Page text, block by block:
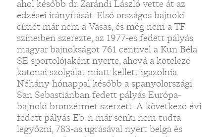
ahol később dr. Zarándi László vette át az
edzései irányítását. Első országos bajnoki
címét már nem a Vasas, és még nem a TF
színeiben szerezte, az 1977-es fedett pályás
magyar bajnokságot 761 centivel a Kun Béla
SE sportolójaként nyerte, ahová a kötelező
katonai szolgálat miatt kellett igazolnia.
Néhány hónappal később a spanyolországi
San Sebastiánban fedett pályás Európa-
bajnoki bronzérmet szerzett. A következő évi
fedett pályás Eb-n már senki nem tudta
legyőzni, 783-as ugrásával nyert belga és